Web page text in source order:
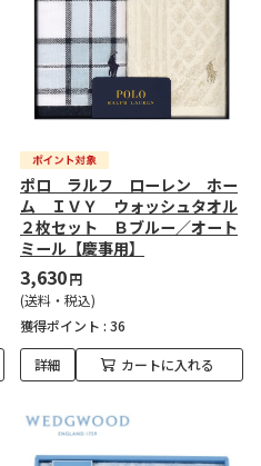
ポロ ラルフ ローレン ホー
ム ＩＶＹ ウォッシュタオル
２枚セット Ｂブルー／オート
ミール【慶事用】
3,630円
(送料・税込)
獲得ポイント : 36
詳細 カートに入れる